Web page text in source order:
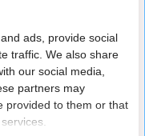
ads, provide social
traffic. We also share
our social media,
partners may
provided to them or that